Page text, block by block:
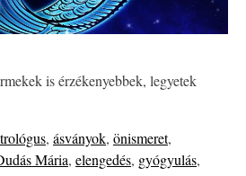
is érzékenyebbek, legyetek
, ásványok, önismeret,
Mária, elengedés, gyógyulás,